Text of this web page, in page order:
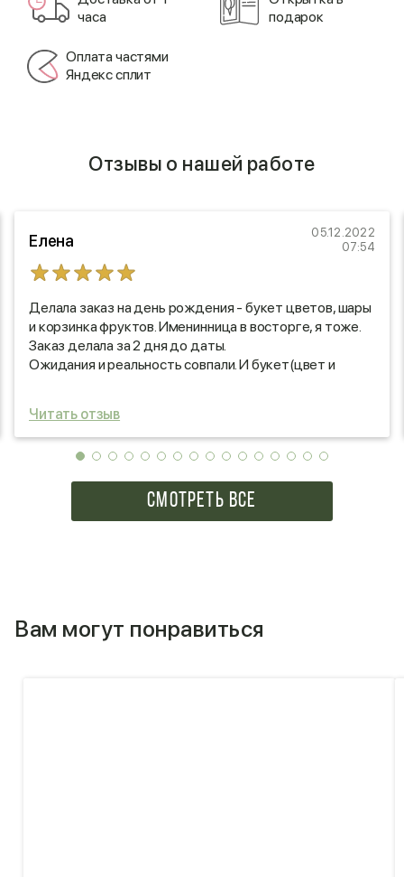
часа
подарок
Оплата частями
Яндекс сплит
Отзывы о нашей работе
Елена
05.12.2022
07:54
Делала заказ на день рождения - букет цветов, шары
и корзинка фруктов. Именинница в восторге, я тоже.
Заказ делала за 2 дня до даты.
Ожидания и реальность совпали. И букет(цвет и
перезвонили, так как в наличии не было нужного цвета
и предложили на выбор варианты, все согласовали,
заменили и получилось просто супер!!! Спасибо
большое за оперативность, внимание и отношение к
тому, чем вы занимаетесь. Дарья и Денис вы
молодцы! Так держать! Успехов и процветания
Читать отзыв
СМОТРЕТЬ ВСЕ
Вам могут понравиться